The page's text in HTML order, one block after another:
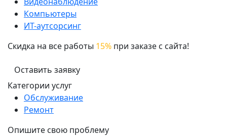
Компьютеры
ИТ-аутсорсинг
Скидка на все работы 15% при заказе с сайта!
Оставить заявку
Категории услуг
Обслуживание
Ремонт
Опишите свою проблему